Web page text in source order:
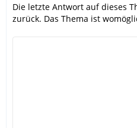
Die letzte Antwort auf dieses
zurück. Das Thema ist